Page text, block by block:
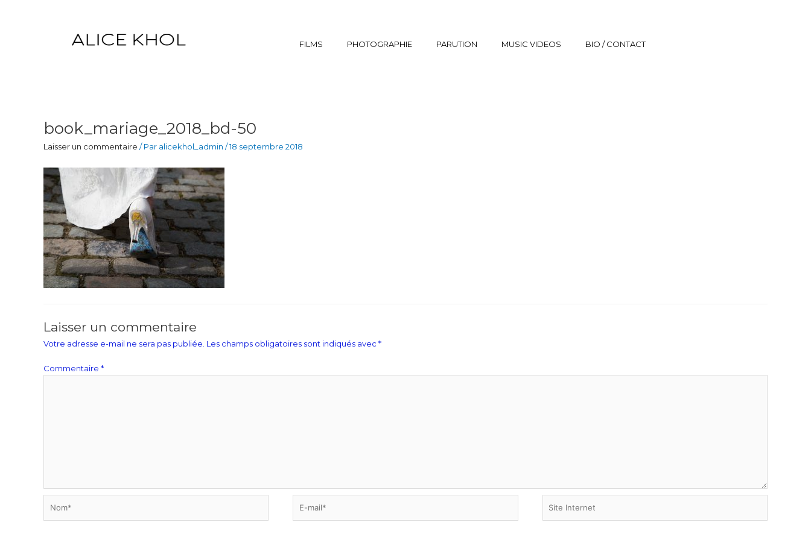
FILMS
PHOTOGRAPHIE PARUTION MUSIC VIDEOS BIO / CONTACT
book_mariage_2018_bd-50
Laisser un commentaire / Par alicekhol_admin /18 septembre 2018
Laisser un commentaire
Votre adresse e-mail ne sera pas publiée. Les champs obligatoires sont indiqués avec *
Commentaire *
mail*
Internet